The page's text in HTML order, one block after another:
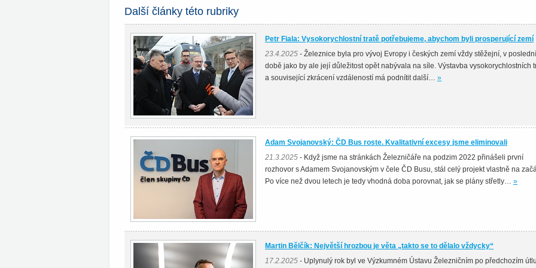
Další články této rubriky
Petr Fiala: Vysokorychlostní tratě potřebujeme, abychom byli prosperující zemí
23.4.2025 - Železnice byla pro vývoj Evropy i českých zemí vždy stěžejní, v poslední
době jako by ale její důležitost opět nabývala na síle. Výstavba vysokorychlostních
a související zkrácení vzdáleností má podnítit další… »
Adam Svojanovský: ČD Bus roste. Kvalitativní excesy jsme eliminovali
21.3.2025 - Když jsme na stránkách Železničáře na podzim 2022 přinášeli první
rozhovor s Adamem Svojanovským v čele ČD Busu, stál celý projekt vlastně na
Po více než dvou letech je tedy vhodná doba porovnat, jak se plány střetly… »
Martin Bělčík: Největší hrozbou je věta „takto se to dělalo vždycky“
17.2.2025 - Uplynulý rok byl ve Výzkumném Ústavu Železničním po předchozím